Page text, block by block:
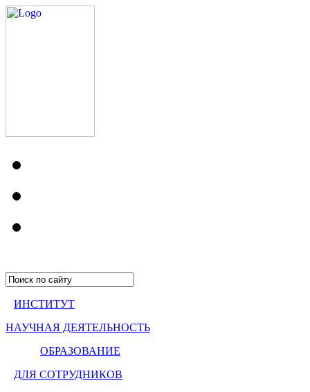
ИНСТИТУТ
НАУЧНАЯ ДЕЯТЕЛЬНОСТЬ
ОБРАЗОВАНИЕ
ДЛЯ СОТРУДНИКОВ